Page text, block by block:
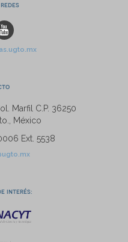
Marfil C.P. 36250
México
Ext. 5538
interés: